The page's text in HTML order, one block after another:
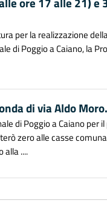
per la realizzazione
di Poggio a Caiano, la
di via Aldo
di Poggio a Caiano
zero alle casse
alla ....